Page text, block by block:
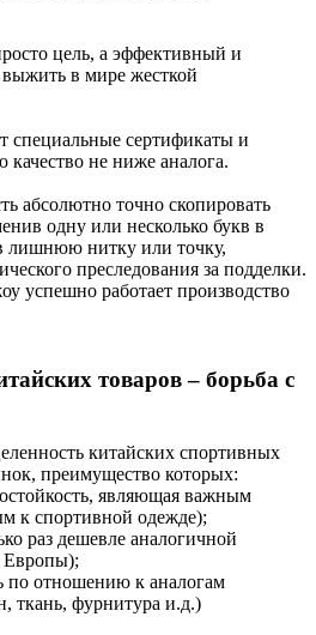
цель, а эффективный и
в мире жесткой
специальные сертификаты и
качество не ниже аналога.
абсолютно точно скопировать
одну или несколько букв в
лишнюю нитку или точку,
преследования за подделки.
успешно работает производство
товаров – борьба с
китайских спортивных
преимущество которых:
являющая важным
к спортивной одежде);
раз дешевле аналогичной
Европы);
по отношению к аналогам
ткань, фурнитура и.д.)